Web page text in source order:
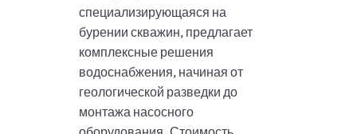
специализирующаяся на
бурении скважин, предлагает
комплексные решения
водоснабжения, начиная от
геологической разведки до
монтажа насосного